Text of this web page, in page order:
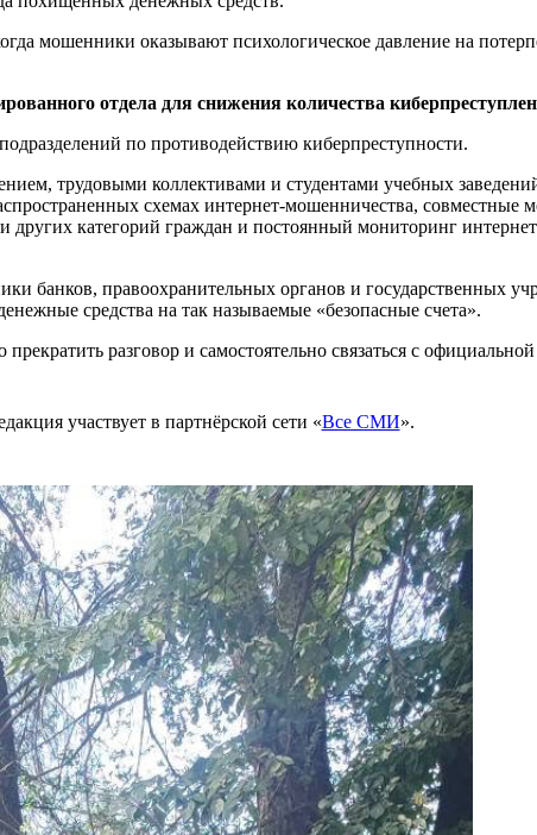
мошенники оказывают психологическое давление на
отдела для снижения количества
по противодействию киберпреступности.
трудовыми коллективами и студентами учебных
схемах интернет-мошенничества,
категорий граждан и постоянный мониторинг
банков, правоохранительных органов и государственных
средства на так называемые «безопасные счета».
разговор и самостоятельно связаться с
участвует в партнёрской сети «Все СМИ».